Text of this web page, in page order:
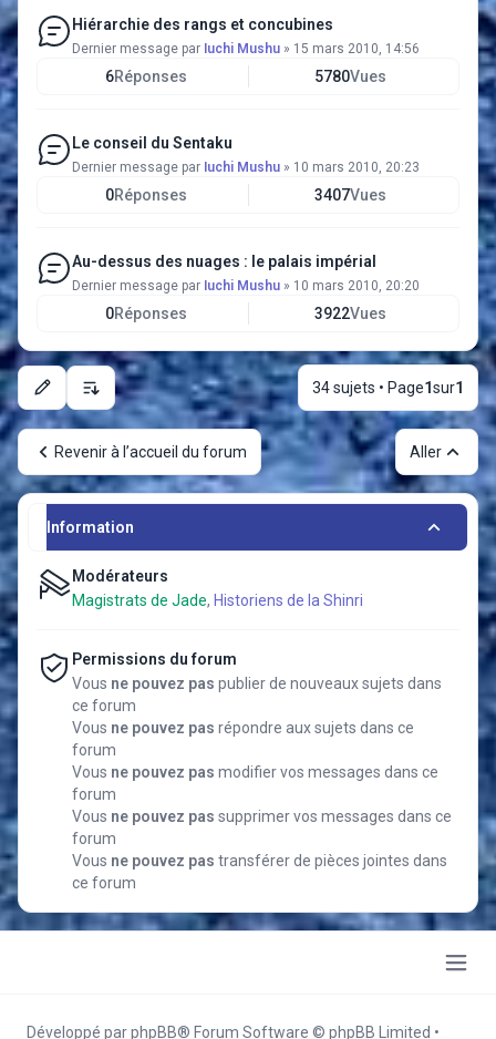
Hiérarchie des rangs et concubines
Dernier message par Iuchi Mushu » 15 mars 2010, 14:56
6Réponses 5780Vues
Le conseil du Sentaku
Dernier message par Iuchi Mushu » 10 mars 2010, 20:23
0Réponses 3407Vues
Au-dessus des nuages : le palais impérial
Dernier message par Iuchi Mushu » 10 mars 2010, 20:20
0Réponses 3922Vues
Options d’affichage et de tri
34 sujets • Page1sur1
Revenir à l’accueil du forum Aller
Information
Modérateurs
Magistrats de Jade, Historiens de la Shinri
Permissions du forum
Vous ne pouvez pas publier de nouveaux sujets dans
ce forum
Vous ne pouvez pas répondre aux sujets dans ce
forum
Vous ne pouvez pas modifier vos messages dans ce
forum
Vous ne pouvez pas supprimer vos messages dans ce
forum
Vous ne pouvez pas transférer de pièces jointes dans
ce forum
Développé parphpBB® Forum Software © phpBB Limited •